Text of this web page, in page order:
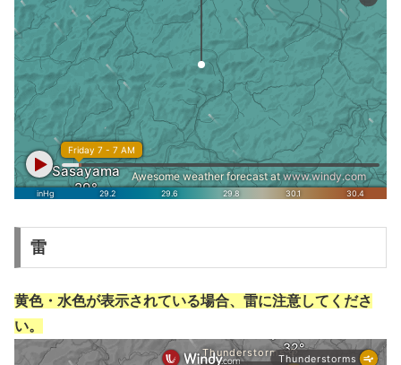
雷
黄色・水色が表示されている場合、雷に注意してくださ
い。